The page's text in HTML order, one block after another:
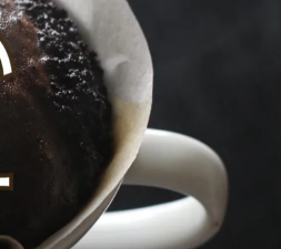
ンジ
CAMPFIRE for Social Good
CAMPFIREふるさと納税